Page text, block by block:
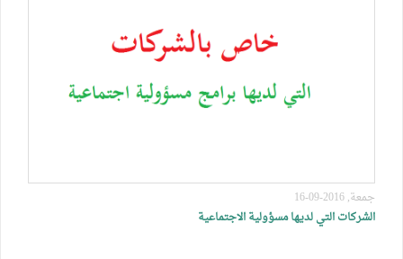
جمعة, 2016-09-16
الشركات التي لديها مسؤولية الاجتماعية